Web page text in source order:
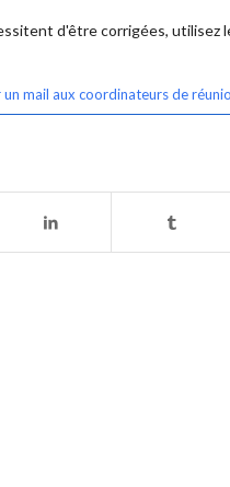
d'être corrigées, utilisez
un mail aux coordinateurs de